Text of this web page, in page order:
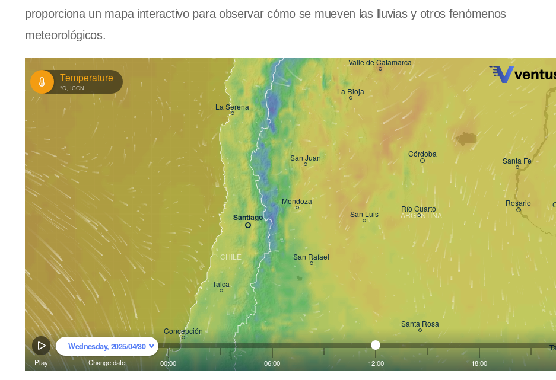
proporciona un mapa interactivo para observar cómo se mueven las lluvias y otros fenómenos
meteorológicos.